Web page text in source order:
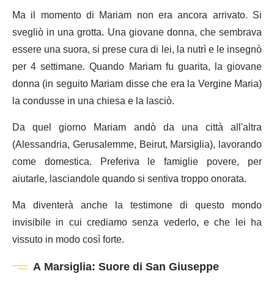
Ma il momento di Mariam non era ancora arrivato. Si
svegliò in una grotta. Una giovane donna, che sembrava
essere una suora, si prese cura di lei, la nutrì e le insegnò
per 4 settimane. Quando Mariam fu guarita, la giovane
donna (in seguito Mariam disse che era la Vergine Maria)
la condusse in una chiesa e la lasciò.
Da quel giorno Mariam andò da una città all'altra
(Alessandria, Gerusalemme, Beirut, Marsiglia), lavorando
come domestica. Preferiva le famiglie povere, per
aiutarle, lasciandole quando si sentiva troppo onorata.
Ma diventerà anche la testimone di questo mondo
invisibile in cui crediamo senza vederlo, e che lei ha
vissuto in modo così forte.
A Marsiglia: Suore di San Giuseppe